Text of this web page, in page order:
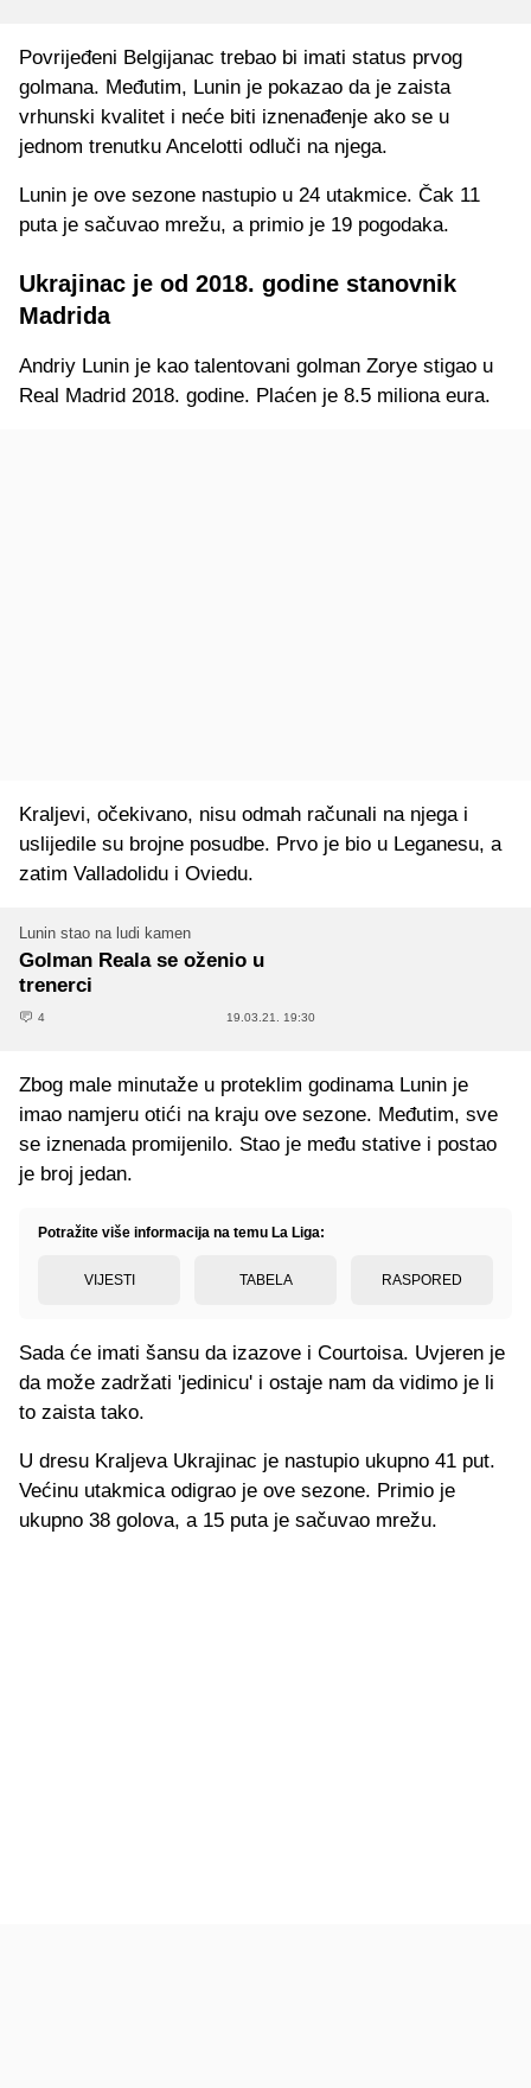
Povrijeđeni Belgijanac trebao bi imati status prvog
golmana. Međutim, Lunin je pokazao da je zaista
vrhunski kvalitet i neće biti iznenađenje ako se u
jednom trenutku Ancelotti odluči na njega.
Lunin je ove sezone nastupio u 24 utakmice. Čak 11
puta je sačuvao mrežu, a primio je 19 pogodaka.
Ukrajinac je od 2018. godine stanovnik
Madrida
Andriy Lunin je kao talentovani golman Zorye stigao u
Real Madrid 2018. godine. Plaćen je 8.5 miliona eura.
Kraljevi, očekivano, nisu odmah računali na njega i
uslijedile su brojne posudbe. Prvo je bio u Leganesu, a
zatim Valladolidu i Oviedu.
Lunin stao na ludi kamen
Golman Reala se oženio u
trenerci
4 19.03.21. 19:30
Zbog male minutaže u proteklim godinama Lunin je
imao namjeru otići na kraju ove sezone. Međutim, sve
se iznenada promijenilo. Stao je među stative i postao
je broj jedan.
Potražite više informacija na temu La Liga:
VIJESTI TABELA RASPORED
Sada će imati šansu da izazove i Courtoisa. Uvjeren je
da može zadržati 'jedinicu' i ostaje nam da vidimo je li
to zaista tako.
U dresu Kraljeva Ukrajinac je nastupio ukupno 41 put.
Većinu utakmica odigrao je ove sezone. Primio je
ukupno 38 golova, a 15 puta je sačuvao mrežu.